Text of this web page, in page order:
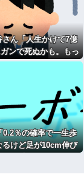
ん「人生かけて7億
ンで死ぬかも。もっ
べばよかった」
0.2％の確率で一生歩
るけど足が10cm伸び